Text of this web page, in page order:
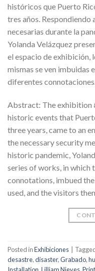
históricos que Puerto
tres años. Respondiendo
necesarias durante la
Yolanda Velázquez
el espacio de exhibición,
mismas se ven imbuidas
diferentes
Abstract: The exhibition
historic events that
three years, came to an
the necessary security
historic pandemic,
series of works, in
connotations, imbued
used, and the visitors
Posted inExhibiciones
desastre,disaster,Grabado,